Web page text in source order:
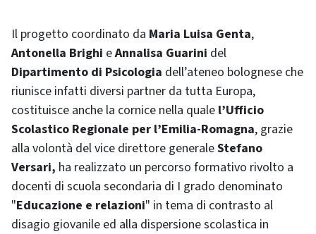
Il progetto coordinato da Maria Luisa Genta,
Antonella Brighi eAnnalisa Guarini del
Dipartimento di Psicologia dell’ateneo bolognese che
riunisce infatti diversi partner da tutta Europa,
costituisce anche la cornice nella quale l’Ufficio
Scolastico Regionale per l’Emilia-Romagna, grazie
alla volontà del vice direttore generaleStefano
Versari, ha realizzato un percorso formativo rivolto a
docenti di scuola secondaria di I grado denominato
"Educazione e relazioni" in tema di contrasto al
disagio giovanile ed alla dispersione scolastica in